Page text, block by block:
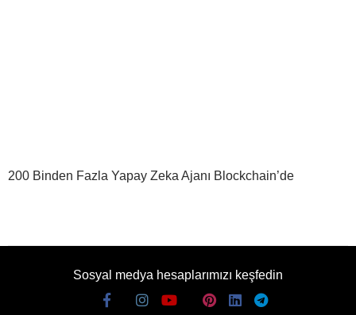
200 Binden Fazla Yapay Zeka Ajanı Blockchain’de
Sosyal medya hesaplarımızı keşfedin